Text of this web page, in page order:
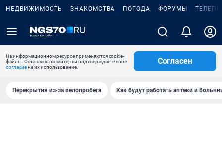
НЕДВИЖИМОСТЬ ЗНАКОМСТВА ПОГОДА ФОРУМЫ
На информационном ресурсе применяются cookie-
файлы. Оставаясь на сайте, вы подтверждаете свое
согласиена их использование.
Согласен
Перекрытия из-за велопробега Как будут работать аптеки и